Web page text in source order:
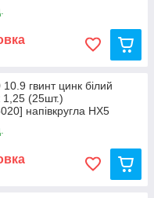
гвинт цинк білий
1,25 (25шт.)
напівкругла HX5